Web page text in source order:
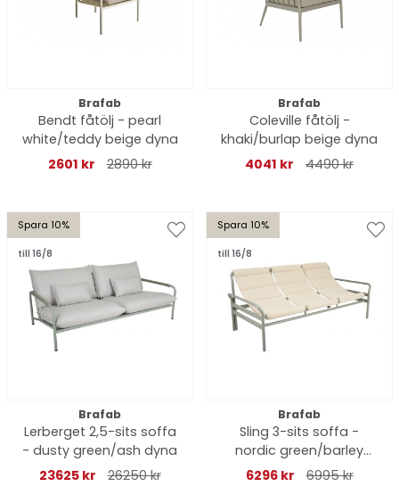
Brafab
Bendt fåtölj - pearl
white/teddy beige dyna
2601 kr
2890 kr
Brafab
Coleville fåtölj -
khaki/burlap beige dyna
4041 kr
4490 kr
Spara 10%
till 16/8
Brafab
Lerberget 2,5-sits soffa
- dusty green/ash dyna
23625 kr
26250 kr
Spara 10%
till 16/8
Brafab
Sling 3-sits soffa -
nordic green/barley
dyna
6296 kr 6995 kr